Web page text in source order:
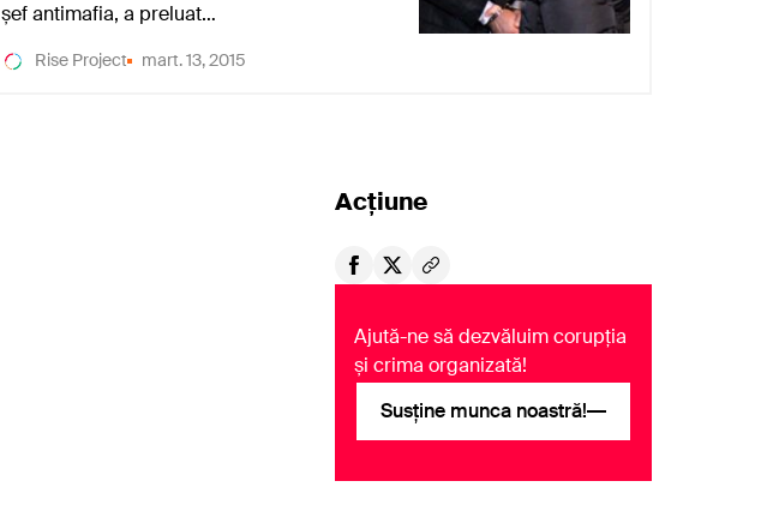
șef antimafia, a preluat…
Rise Project mart. 13, 2015
Acțiune
Ajută-ne să dezvăluim corupția
și crima organizată!
Susține munca noastră!